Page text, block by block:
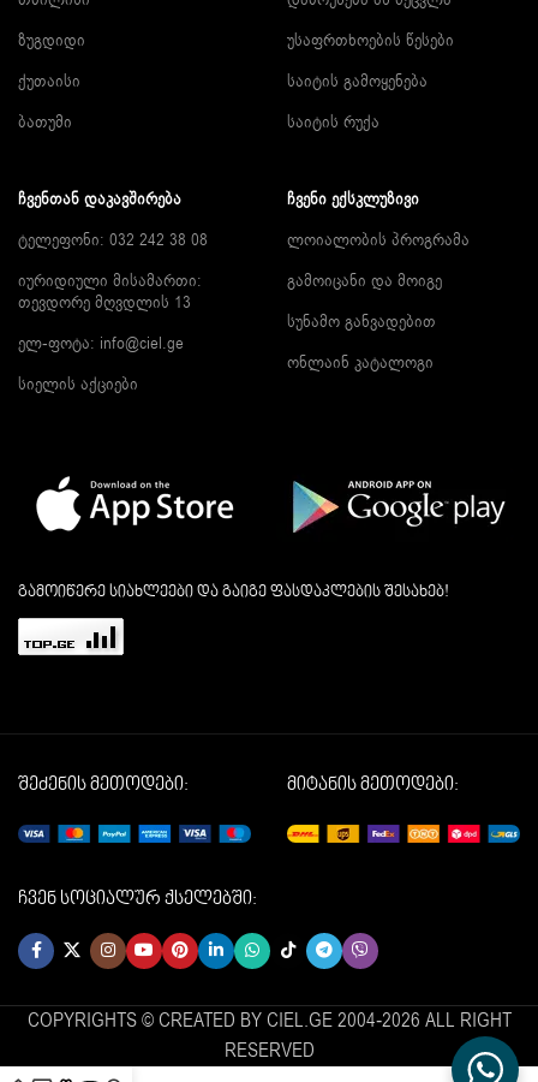
ზუგდიდი
ქუთაისი
ბათუმი
უსაფრთხოების წესები
საიტის გამოყენება
საიტის რუქა
ᲩᲕᲔᲜᲗᲐᲜ ᲓᲐᲙᲐᲕᲨᲘᲠᲔᲑᲐ
ტელეფონი: 032 242 38 08
იურიდიული მისამართი:
თევდორე მღვდლის 13
ელ-ფოტა: info@ciel.ge
სიელის აქციები
ᲩᲕᲔᲜᲘ ᲔᲥᲡᲙᲚᲣᲖᲘᲕᲘ
ლოიალობის პროგრამა
გამოიცანი და მოიგე
სუნამო განვადებით
ონლაინ კატალოგი
გამოიწერე სიახლეები და გაიგე ფასდაკლების შესახებ!
შეძენის მეთოდები: მიტანის მეთოდები:
ჩვენ სოციალურ ქსელებში:
COPYRIGHTS © CREATED BY CIEL.GE 2004-2026 ALL RIGHT
RESERVED